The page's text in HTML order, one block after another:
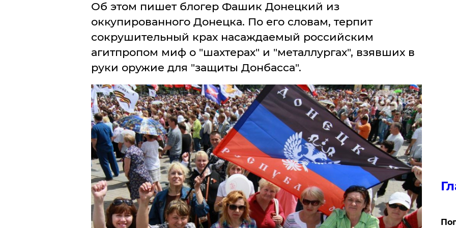
Об этом пишет блогер Фашик Донецкий из
оккупированного Донецка. По его словам, терпит
сокрушительный крах насаждаемый российским
агитпропом миф о "шахтерах" и "металлургах", взявших в
руки оружие для "защиты Донбасса".